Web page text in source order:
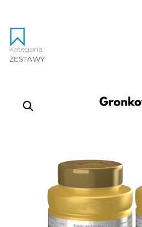
Kategoria:
ZESTAWY